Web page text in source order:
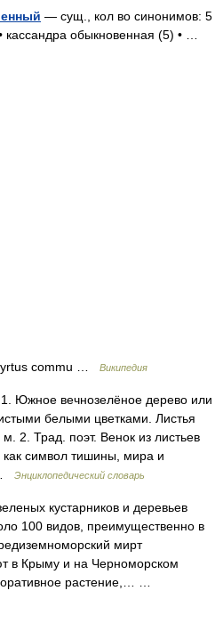
— сущ., кол во синонимов: 5
кассандра обыкновенная (5) • …
commu … Википедия
Южное вечнозелёное дерево или
белыми цветками. Листья
2. Трад. поэт. Венок из листьев
как символ тишины, мира и
Энциклопедический словарь
кустарников и деревьев
100 видов, преимущественно в
мирт
в Крыму и на Черноморском
растение,… …